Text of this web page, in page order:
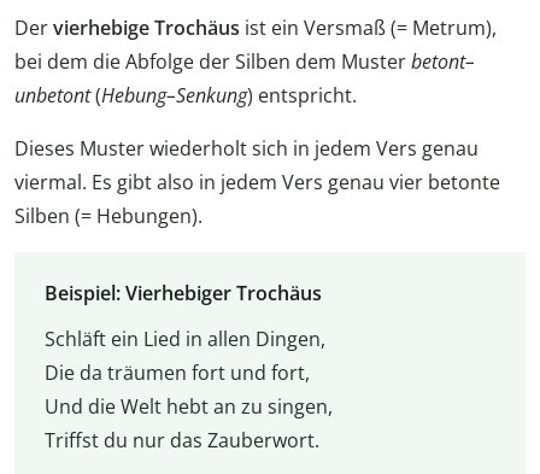
Dervierhebige Trochäus ist ein Versmaß (= Metrum),
bei dem die Abfolge der Silben dem Musterbetont–
unbetont(Hebung–Senkung) entspricht.
Dieses Muster wiederholt sich in jedem Vers genau
viermal. Es gibt also in jedem Vers genau vier betonte
Silben (= Hebungen).
Beispiel: Vierhebiger Trochäus
Schläft ein Lied in allen Dingen,
Die da träumen fort und fort,
Und die Welt hebt an zu singen,
Triffst du nur das Zauberwort.